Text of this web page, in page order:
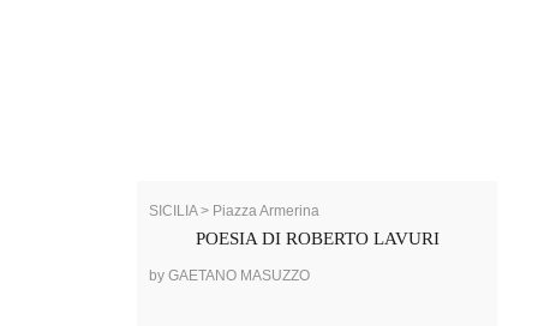
SICILIA > Piazza Armerina
POESIA DI ROBERTO LAVURI
by GAETANO MASUZZO